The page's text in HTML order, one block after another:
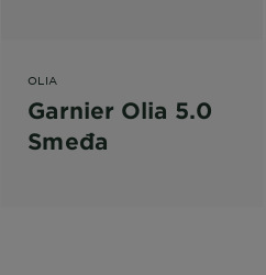
OLIA
Garnier Olia 5.0
Smeđa